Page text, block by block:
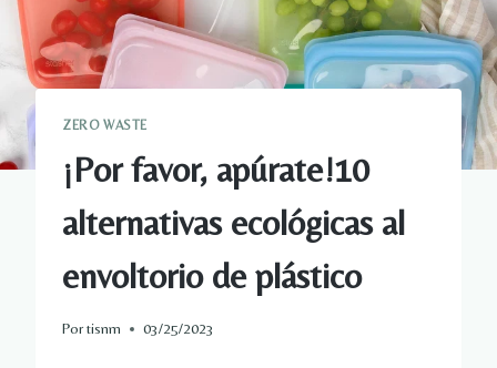
ZERO WASTE
¡Por favor, apúrate!10
alternativas ecológicas al
envoltorio de plástico
Portisnm 03/25/2023